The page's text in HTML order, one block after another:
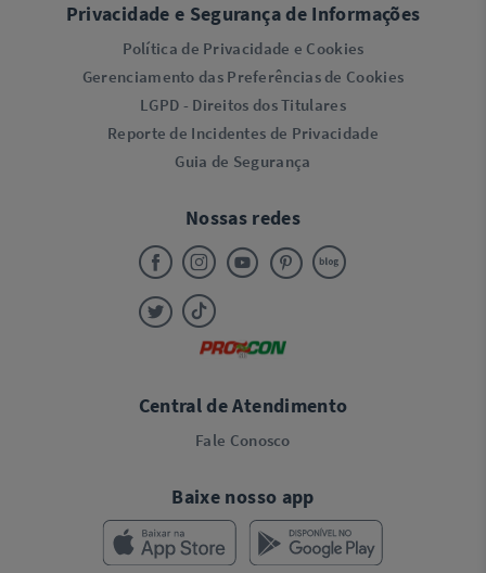
Privacidade e Segurança de Informações
Política de Privacidade e Cookies
Gerenciamento das Preferências de Cookies
LGPD - Direitos dos Titulares
Reporte de Incidentes de Privacidade
Guia de Segurança
Nossas redes
Central de Atendimento
Fale Conosco
Baixe nosso app